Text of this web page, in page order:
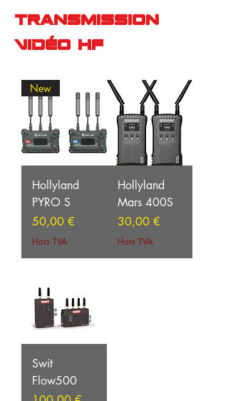
Transmission
Vidéo HF
New
Hollyland
PYRO S
Prix
50,00 €
Hors TVA
Hollyland
Mars 400S
Prix
30,00 €
Hors TVA
Swit
Flow500